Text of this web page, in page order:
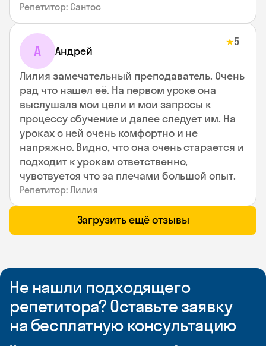
Репетитор: Сантос
А Андрей
★5
Лилия замечательный преподаватель. Очень
рад что нашел её. На первом уроке она
выслушала мои цели и мои запросы к
процессу обучение и далее следует им. На
уроках с ней очень комфортно и не
напряжно. Видно, что она очень старается и
подходит к урокам ответственно,
чувствуется что за плечами большой опыт.
Репетитор: Лилия
Загрузить ещё отзывы
Не нашли подходящего
репетитора? Оставьте заявку
на бесплатную консультацию